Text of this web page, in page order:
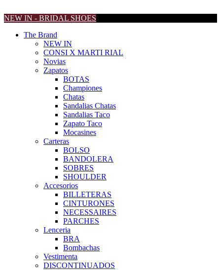
NEW IN - BRIDAL SHOES
The Brand
NEW IN
CONSI X MARTI RIAL
Novias
Zapatos
BOTAS
Championes
Chatas
Sandalias Chatas
Sandalias Taco
Zapato Taco
Mocasines
Carteras
BOLSO
BANDOLERA
SOBRES
SHOULDER
Accesorios
BILLETERAS
CINTURONES
NECESSAIRES
PARCHES
Lenceria
BRA
Bombachas
Vestimenta
DISCONTINUADOS